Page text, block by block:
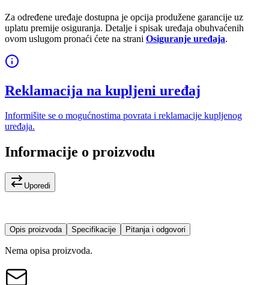
Za određene uređaje dostupna je opcija produžene garancije uz
uplatu premije osiguranja. Detalje i spisak uređaja obuhvaćenih
ovom uslugom pronaći ćete na strani Osiguranje uređaja.
Reklamacija na kupljeni uređaj
Informišite se o mogućnostima povrata i reklamacije kupljenog
uređaja.
Informacije o proizvodu
Uporedi
Opis proizvoda Specifikacije Pitanja i odgovori
Nema opisa proizvoda.